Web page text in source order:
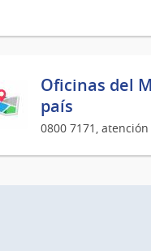
Oficinas del
país
0800 7171,